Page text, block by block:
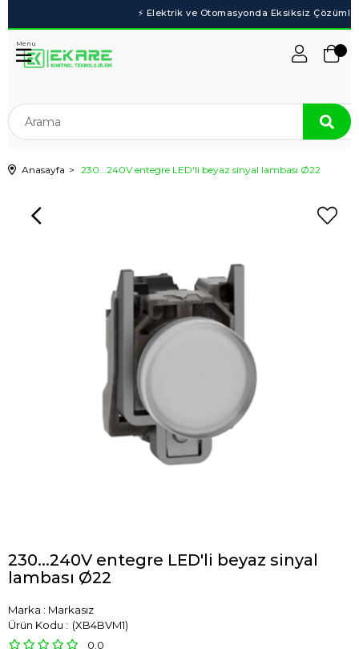
Menu
Anasayfa 230...240V entegre LED'li beyaz sinyal lambası Ø22
230...240V entegre LED'li beyaz sinyal
lambası Ø22
Marka : Markasız
(XB4BVM1)
0.0